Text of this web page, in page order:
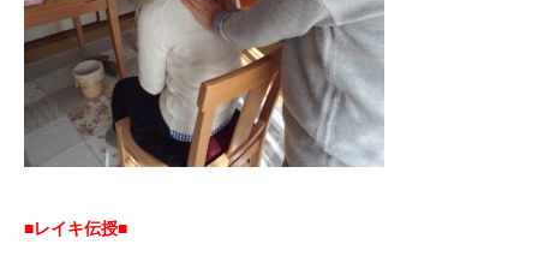
■レイキ伝授■